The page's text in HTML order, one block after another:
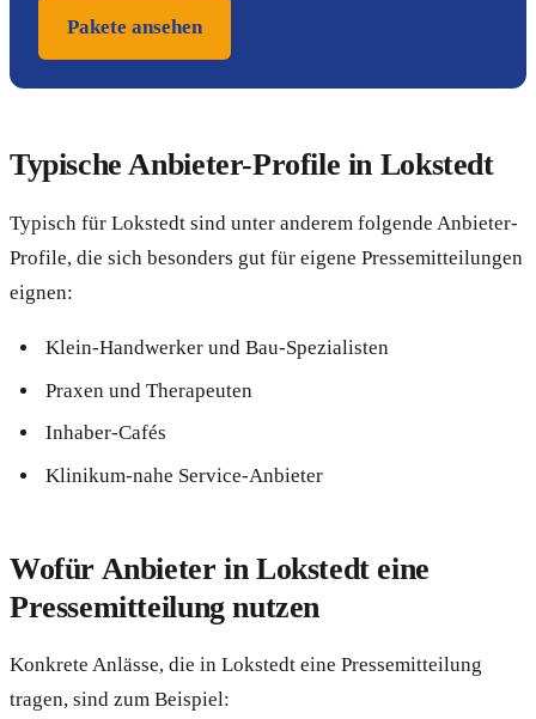
Pakete ansehen
Typische Anbieter-Profile in Lokstedt
Typisch für Lokstedt sind unter anderem folgende Anbieter-
Profile, die sich besonders gut für eigene Pressemitteilungen
eignen:
Klein-Handwerker und Bau-Spezialisten
Praxen und Therapeuten
Inhaber-Cafés
Klinikum-nahe Service-Anbieter
Wofür Anbieter in Lokstedt eine
Pressemitteilung nutzen
Konkrete Anlässe, die in Lokstedt eine Pressemitteilung
tragen, sind zum Beispiel: